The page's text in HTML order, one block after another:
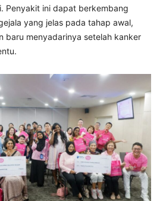
Penyakit ini dapat berkembang
yang jelas pada tahap awal,
baru menyadarinya setelah kanker